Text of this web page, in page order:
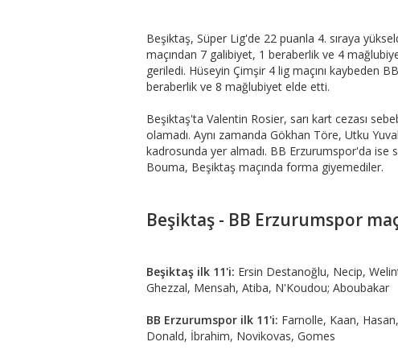
Beşiktaş, Süper Lig'de 22 puanla 4. sıraya
maçından 7 galibiyet, 1 beraberlik ve 4
geriledi. Hüseyin Çimşir 4 lig maçını kaybeden
beraberlik ve 8 mağlubiyet elde etti.
Beşiktaş'ta Valentin Rosier, sarı kart cezası
olamadı. Aynı zamanda Gökhan Töre, Utku
kadrosunda yer almadı. BB Erzurumspor'da ise
Bouma, Beşiktaş maçında forma giyemediler.
Beşiktaş - BB Erzurumspor
Beşiktaş ilk 11'i: Ersin Destanoğlu, Necip,
Ghezzal, Mensah, Atiba, N'Koudou; Aboubakar
BB Erzurumspor ilk 11'i: Farnolle, Kaan,
Donald, İbrahim, Novikovas, Gomes